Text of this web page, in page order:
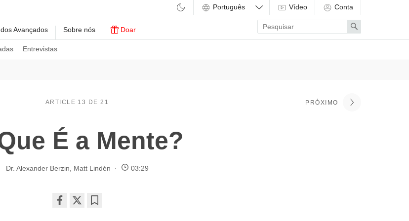
Entrevistas
Avançados Sobre nós Doar
Vídeo Conta
Enter
search
term
Search
ARTICLE 13 DE 21 PRÓXIMO
É a Mente?
Dr. Alexander Berzin Matt Lindén 03:29